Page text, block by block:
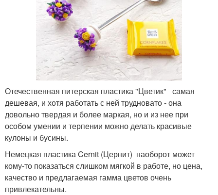
Отечественная питерская пластика "Цветик" самая
дешевая, и хотя работать с ней трудновато - она
довольно твердая и более маркая, но и из нее при
особом умении и терпении можно делать красивые
кулоны и бусины.
Немецкая пластика Cernit (Цернит) наоборот может
кому-то показаться слишком мягкой в работе, но цена,
качество и предлагаемая гамма цветов очень
привлекательны.